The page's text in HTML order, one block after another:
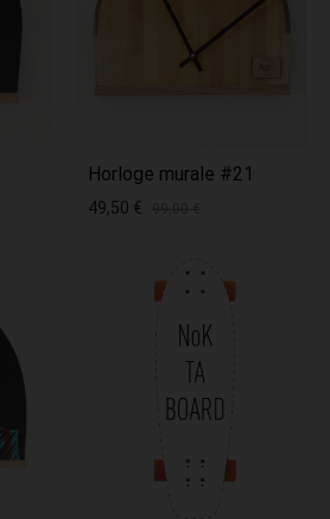
Horloge murale #21
49,50 €